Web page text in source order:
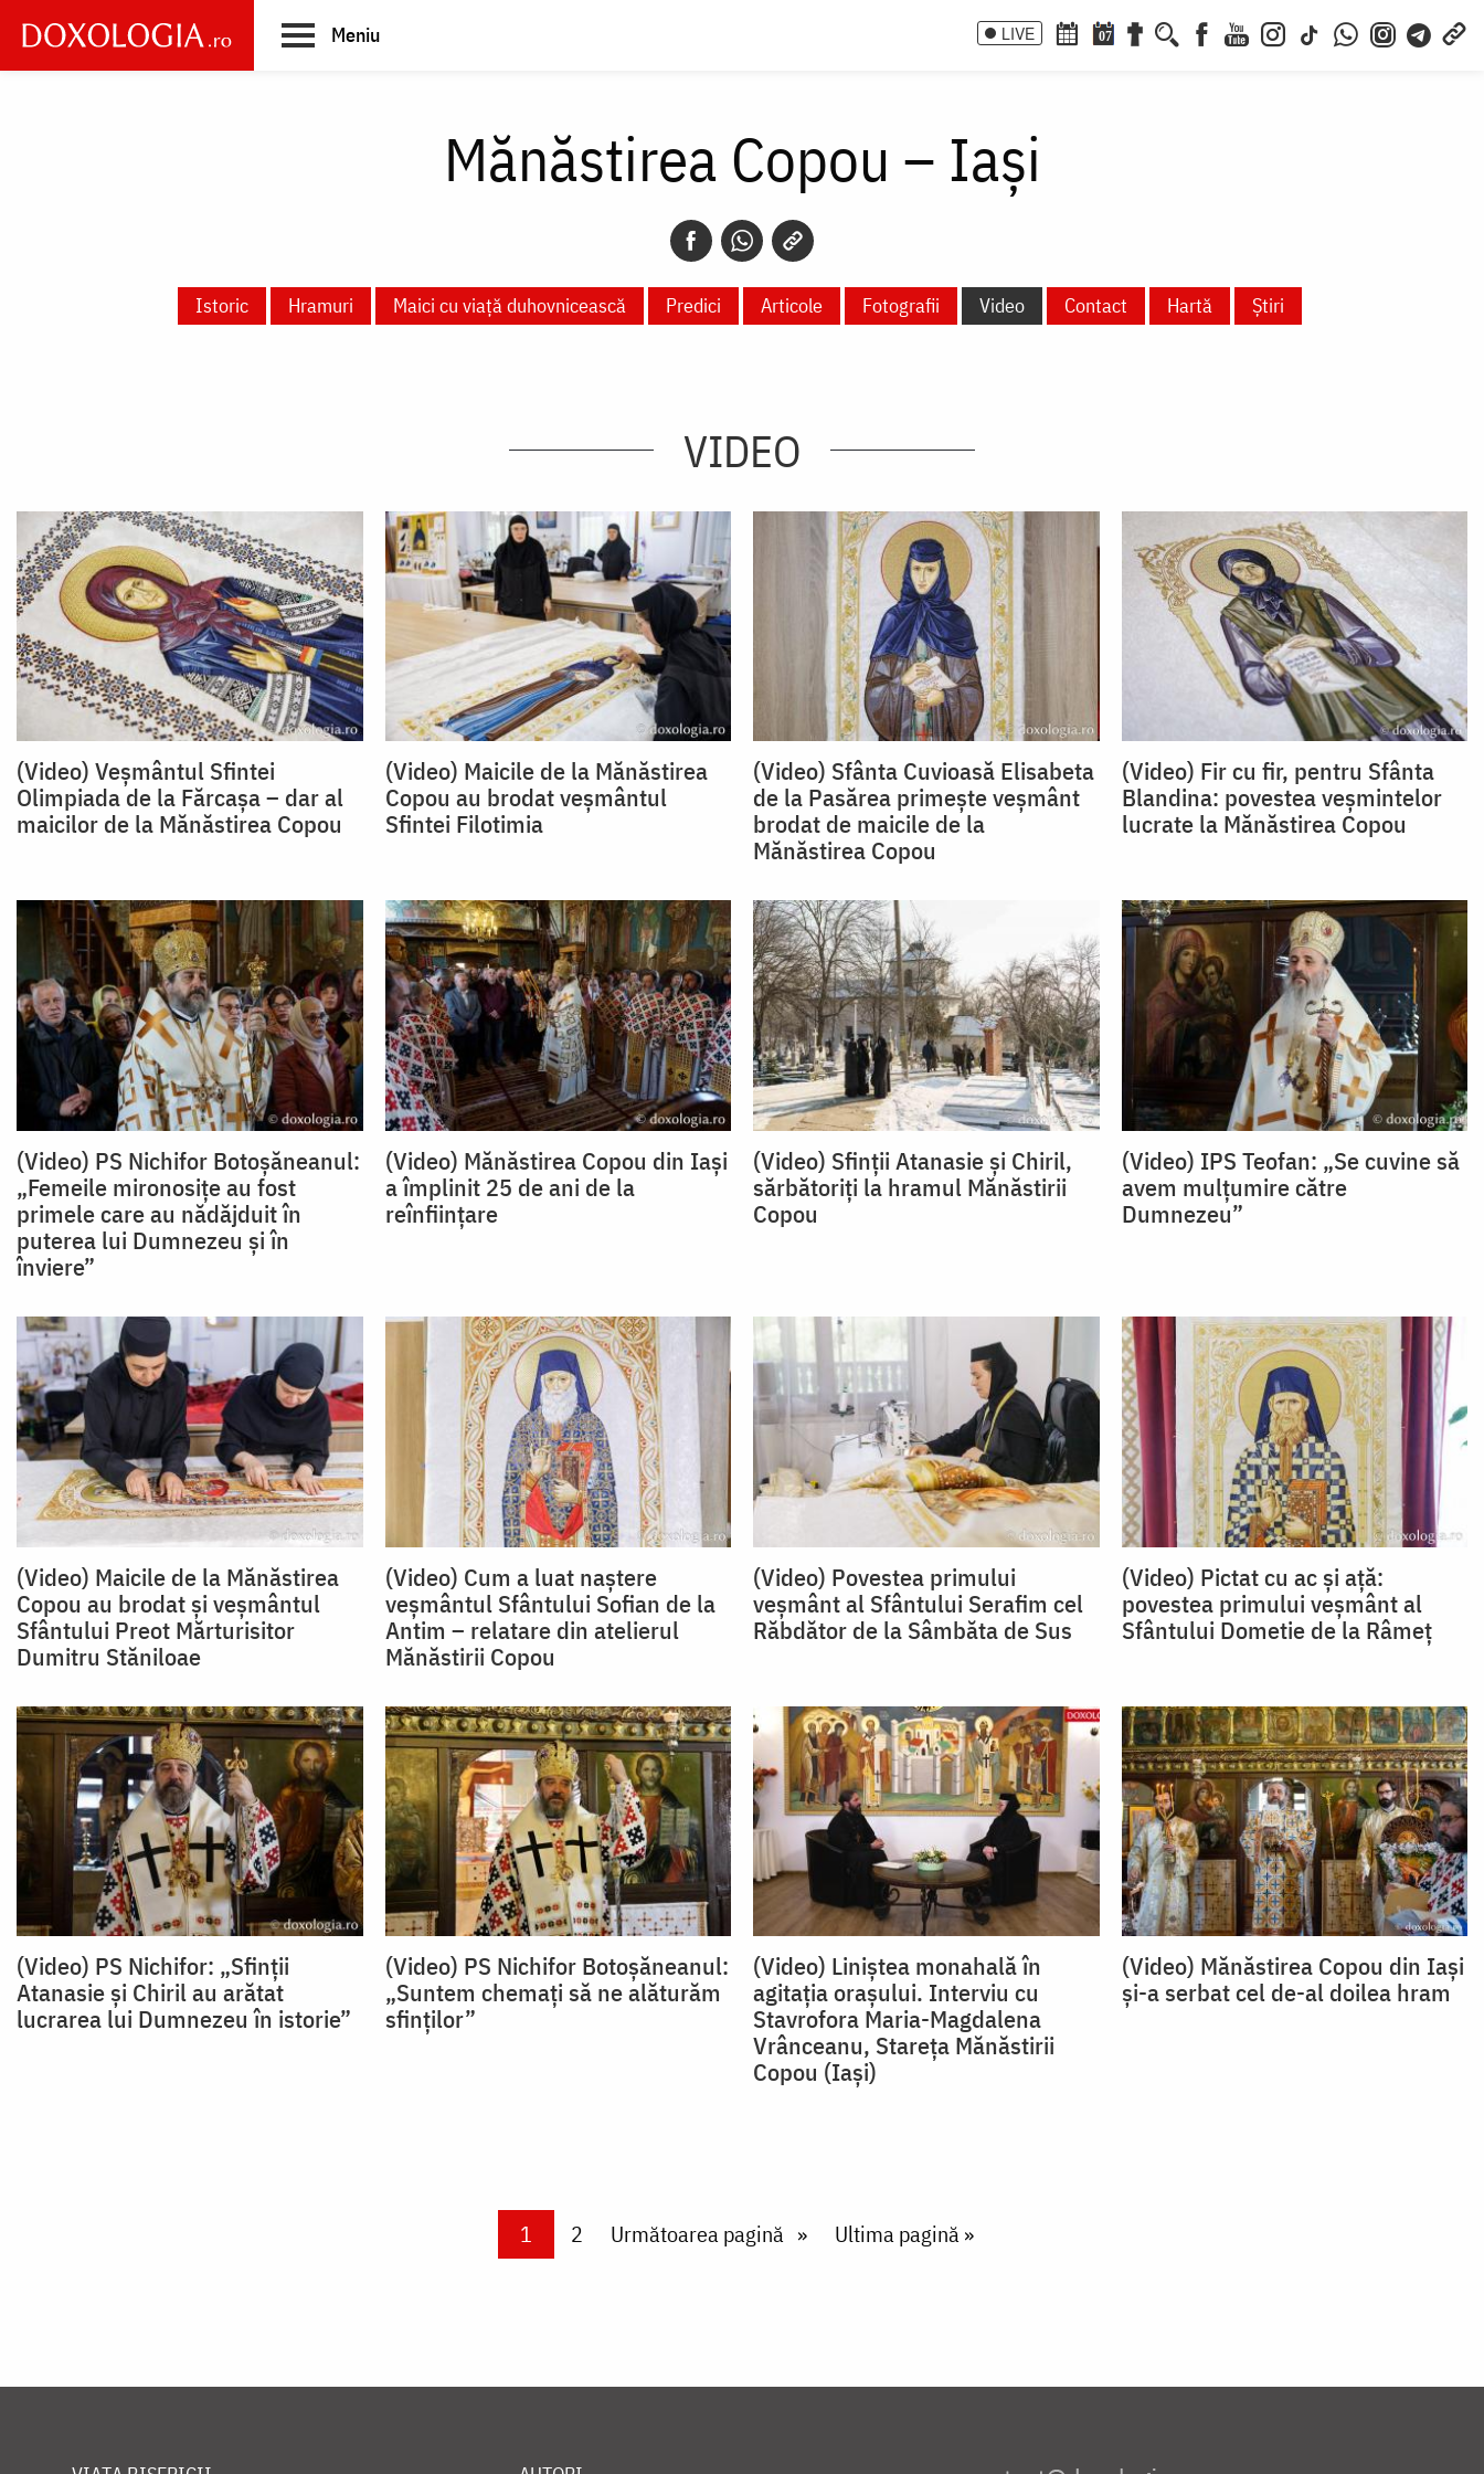
main
Meniu LIVE 07
Mănăstirea Copou – Iași
Istoric Hramuri Maici cu viață duhovnicească Predici Articole Fotografii Video Contact Hartă Știri
VIDEO
(Video) Veșmântul Sfintei
Olimpiada de la Fărcașa – dar al
maicilor de la Mănăstirea Copou
(Video) Maicile de la Mănăstirea
Copou au brodat veșmântul
Sfintei Filotimia
(Video) Sfânta Cuvioasă Elisabeta
de la Pasărea primește veșmânt
brodat de maicile de la
Mănăstirea Copou
(Video) Fir cu fir, pentru Sfânta
Blandina: povestea veșmintelor
lucrate la Mănăstirea Copou
(Video) PS Nichifor Botoșăneanul:
„Femeile mironosițe au fost
primele care au nădăjduit în
puterea lui Dumnezeu și în
înviere”
(Video) Mănăstirea Copou din Iași
a împlinit 25 de ani de la
reînființare
(Video) Sfinții Atanasie și Chiril,
sărbătoriți la hramul Mănăstirii
Copou
(Video) IPS Teofan: „Se cuvine să
avem mulțumire către
Dumnezeu”
(Video) Maicile de la Mănăstirea
Copou au brodat și veșmântul
Sfântului Preot Mărturisitor
Dumitru Stăniloae
(Video) Cum a luat naștere
veșmântul Sfântului Sofian de la
Antim – relatare din atelierul
Mănăstirii Copou
(Video) Povestea primului
veșmânt al Sfântului Serafim cel
Răbdător de la Sâmbăta de Sus
(Video) Pictat cu ac și ață:
povestea primului veșmânt al
Sfântului Dometie de la Râmeț
(Video) PS Nichifor: „Sfinții
Atanasie și Chiril au arătat
lucrarea lui Dumnezeu în istorie”
(Video) PS Nichifor Botoșăneanul:
„Suntem chemați să ne alăturăm
sfinților”
(Video) Liniștea monahală în
agitația orașului. Interviu cu
Stavrofora Maria-Magdalena
Vrânceanu, Stareța Mănăstirii
Copou (Iași)
(Video) Mănăstirea Copou din Iași
și-a serbat cel de-al doilea hram
Current page
1 Page
2 Next page
Următoarea pagină Last page
Ultima pagină »